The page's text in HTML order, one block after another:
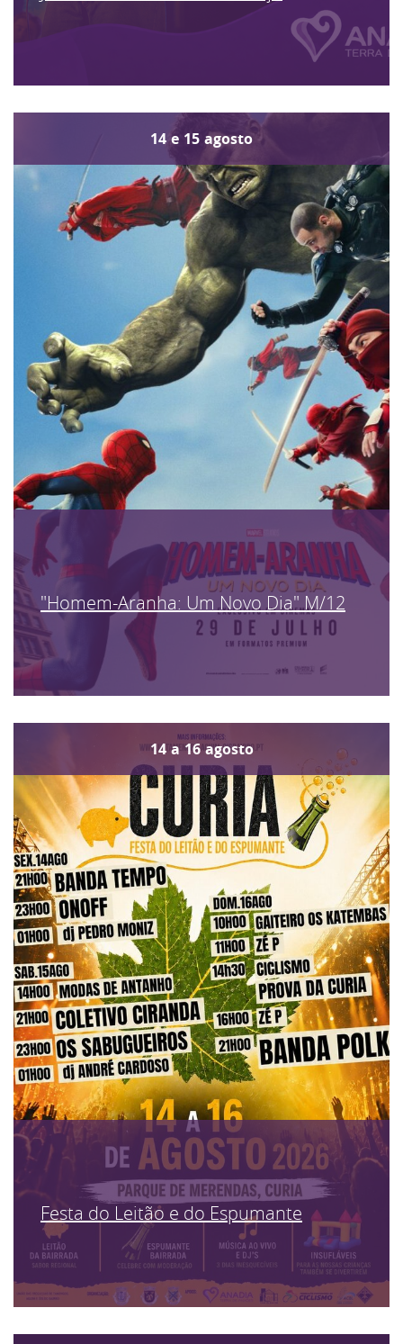
14 e 15 agosto
"Homem-Aranha: Um Novo Dia" M/12
14 a 16 agosto
Festa do Leitão e do Espumante